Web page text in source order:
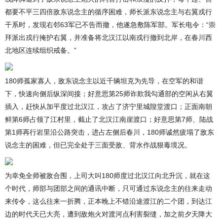
都要不平三四倍敌东说念主的循序困难，师长派东说念主与右翼戎行
干系时，发现右邻63军已不告而撤，他遂急敷陈军部。军长电令：“崇
拜派出戎行掩护右翼，并准备将北汉江以南戎行撤到北岸，在春川西
北地区连续组织戒备。”
180师孤家寡人，敌东说念主以近千辆坦克为先导，在空军的和谐
下，快速向侧后纵深间接；好意思第25师诈欺我勾通部的空闲从右翼
插入，赶快从加平度过北汉江，攻占了济宁里城隍堂渡口；正面南朝
鲜第6师占领了江村里，截止了北汉江南崖渡口；好意思第7师、陆战
第1师再行岩里沿公路突击，进占左侧后春川，180师诚然疲塌了敌东
说念主的困难，但已完全处于三面受敌、背水作战狠毒境况。
为幸免全师被敌合围，上司大叫180师度过北汉江向北升沉，就在这
个时代，师部与团部之间的通讯中断，只可通过东说念主的往来走动
来传令，这么往来一折腾，正本晚上不错沿途渡江的二个团，到达江
边的时代天已大亮，遭到敌炮火对渡河点利害裂缝，加之前夕天降大